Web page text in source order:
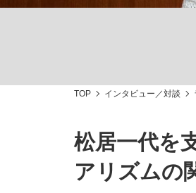
「敗因分析は一
キングの誕生を
TOP インタビュー／対談
松居一代を
アリズムの